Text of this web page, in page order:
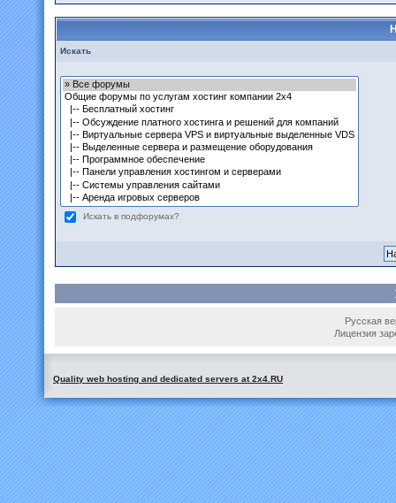
Искать
Искать в подфорумах?
Русская
Лицензия
Quality web hosting and dedicated servers at 2x4.RU